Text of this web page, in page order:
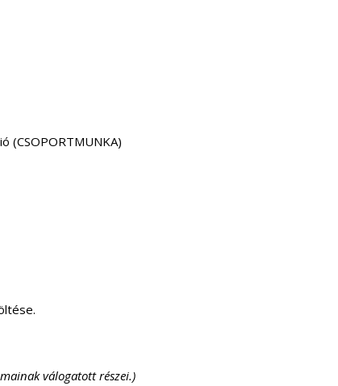
(CSOPORTMUNKA)
válogatott részei.)